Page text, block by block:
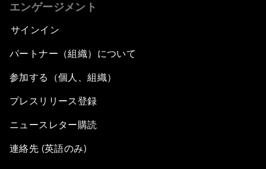
Reforms for a Stronger Regional Economic
Outlook
Migration in Latin America: Between Economic
Boosting Latin America's Infrastructure
エンゲージメント
サインイン
パートナー（組織）について
参加する（個人、組織）
プレスリリース登録
ニュースレター購読
連絡先 (英語のみ)